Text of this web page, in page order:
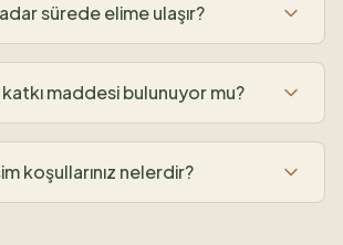
sürede elime ulaşır?
maddesi bulunuyor mu?
koşullarınız nelerdir?